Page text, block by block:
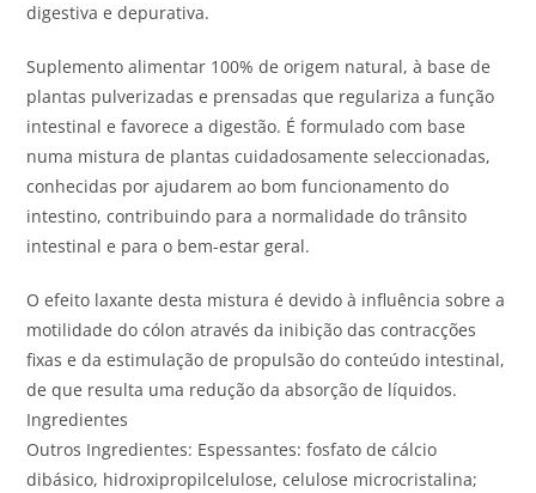
digestiva e depurativa.
Suplemento alimentar 100% de origem natural, à base de
plantas pulverizadas e prensadas que regulariza a função
intestinal e favorece a digestão. É formulado com base
numa mistura de plantas cuidadosamente seleccionadas,
conhecidas por ajudarem ao bom funcionamento do
intestino, contribuindo para a normalidade do trânsito
intestinal e para o bem-estar geral.
O efeito laxante desta mistura é devido à influência sobre a
motilidade do cólon através da inibição das contracções
fixas e da estimulação de propulsão do conteúdo intestinal,
de que resulta uma redução da absorção de líquidos.
Ingredientes
Outros Ingredientes: Espessantes: fosfato de cálcio
dibásico, hidroxipropilcelulose, celulose microcristalina;